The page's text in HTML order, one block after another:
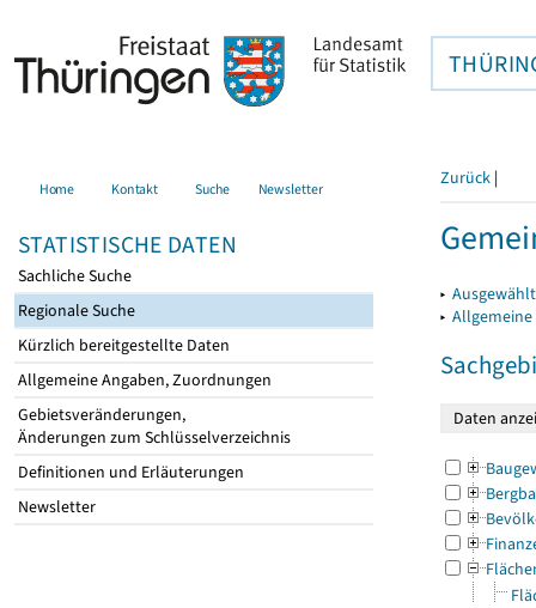
Home Kontakt Suche Newsletter
STATISTISCHE DATEN
Sachliche Suche
Regionale Suche
Kürzlich bereitgestellte Daten
Allgemeine Angaben, Zuordnungen
Gebietsveränderungen,
Änderungen zum Schlüsselverzeichnis
Definitionen und Erläuterungen
Newsletter
Zurück |
▸
▸